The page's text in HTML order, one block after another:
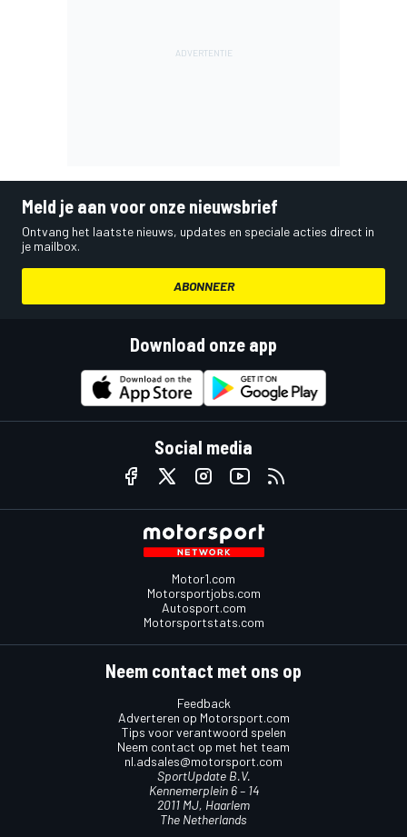
Meld je aan voor onze nieuwsbrief
Ontvang het laatste nieuws, updates en speciale acties direct in
je mailbox.
ABONNEER
Download onze app
Social media
Motor1.com
Motorsportjobs.com
Autosport.com
Motorsportstats.com
Neem contact met ons op
Feedback
Adverteren op Motorsport.com
Tips voor verantwoord spelen
Neem contact op met het team
nl.adsales@motorsport.com
SportUpdate B.V.
Kennemerplein 6 – 14
2011 MJ, Haarlem
The Netherlands